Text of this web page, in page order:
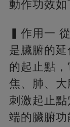
動作功效如
▍作用一
是臟腑的
的起止點
焦、肺、
刺激起止
端的臟腑